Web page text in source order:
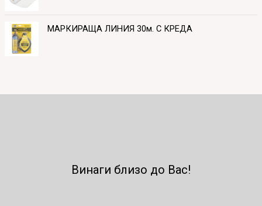
МАРКИРАЩА ЛИНИЯ 30м. С КРЕДА
Винаги близо до Вас!